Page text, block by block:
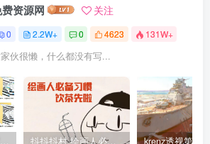
资源网 关注
0 2.2W+ 0 4623 131W+
伙很懒，什么都没有写...
管郁生油画侠造型逻辑班第一期2019年5月【高清不缺课】 抖抖抖村 绘画人必备习惯2020【画质不错】